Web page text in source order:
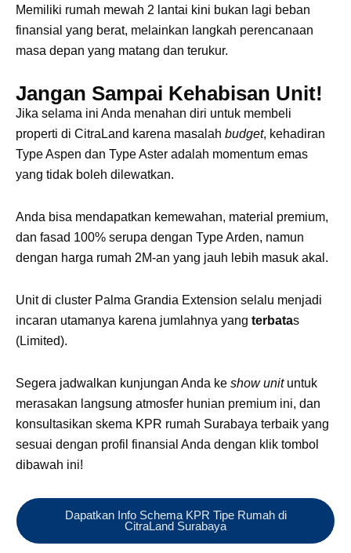
Unit di cluster Palma Grandia Extension selalu menjadi
incaran utamanya karena jumlahnya yang
(Limited).
Segera jadwalkan kunjungan Anda keshow unituntuk
konsultasikan skema KPR rumah Surabaya terbaik yang
sesuai dengan profil finansial Anda dengan klik tombol
dibawah ini!
Dapatkan Info Schema KPR Tipe Rumah di
CitraLand Surabaya